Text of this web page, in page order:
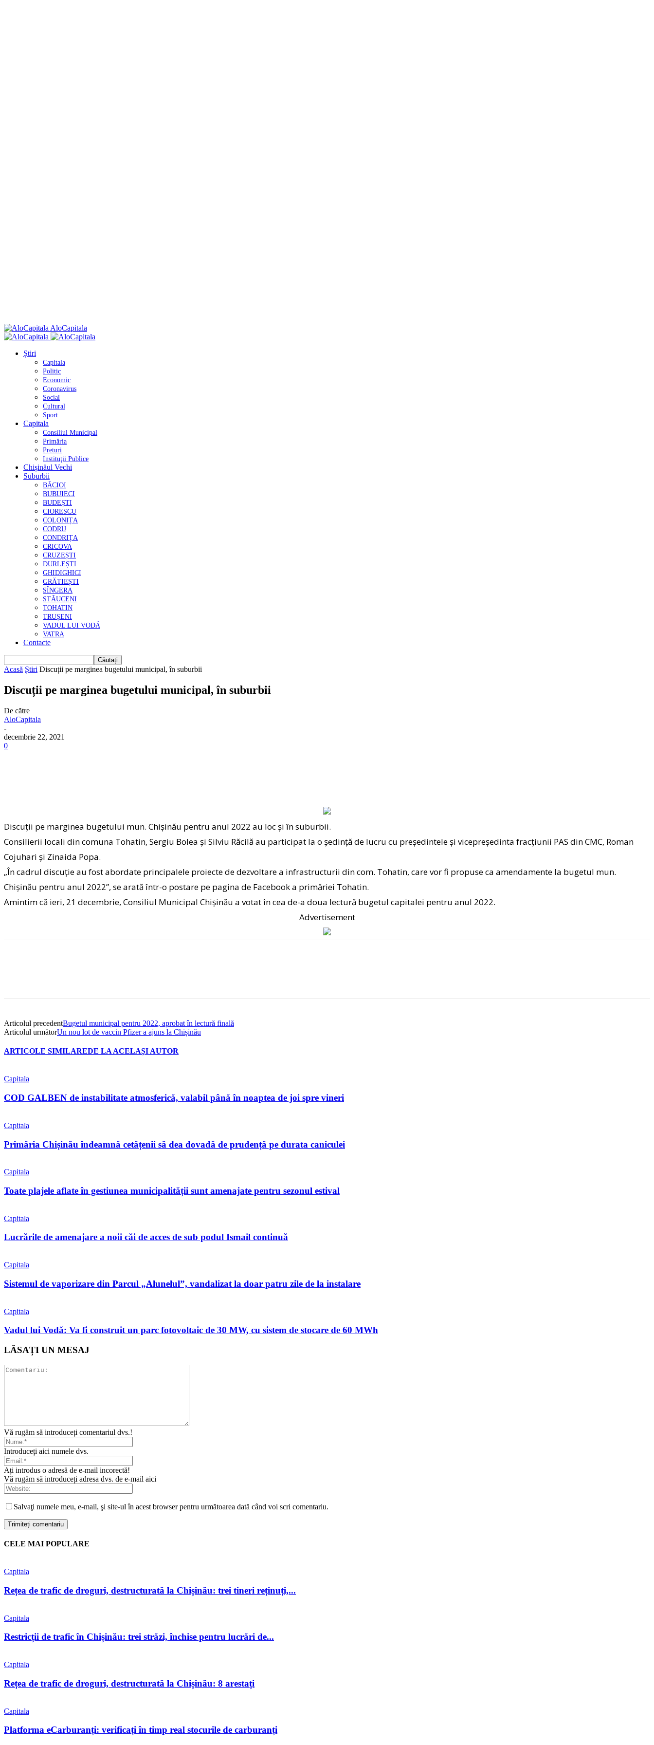
AloCapitala
Știri
Capitala
Politic
Economic
Coronavirus
Social
Cultural
Sport
Capitala
Consiliul Municipal
Primăria
Preturi
Instituţii Publice
Chișinăul Vechi
Suburbii
BĂCIOI
BUBUIECI
BUDEȘTI
CIORESCU
COLONIȚA
CODRU
CONDRIȚA
CRICOVA
CRUZEȘTI
DURLEȘTI
GHIDIGHICI
GRĂTIEȘTI
SÎNGERA
STĂUCENI
TOHATIN
TRUȘENI
VADUL LUI VODĂ
VATRA
Contacte
Acasă Știri Discuții pe marginea bugetului municipal, în suburbii
Discuții pe marginea bugetului municipal, în suburbii
De către
AloCapitala
-
decembrie 22, 2021
0
Discuții pe marginea bugetului mun. Chișinău pentru anul 2022 au loc și în suburbii.
Consilierii locali din comuna Tohatin, Sergiu Bolea și Silviu Răcilă au participat la o ședință de lucru cu președintele și vicepreședinta fracțiunii PAS din CMC, Roman
Cojuhari și Zinaida Popa.
„În cadrul discuție au fost abordate principalele proiecte de dezvoltare a infrastructurii din com. Tohatin, care vor fi propuse ca amendamente la bugetul mun.
Chișinău pentru anul 2022”, se arată într-o postare pe pagina de Facebook a primăriei Tohatin.
Amintim că ieri, 21 decembrie, Consiliul Municipal Chișinău a votat în cea de-a doua lectură bugetul capitalei pentru anul 2022.
Advertisement
Articolul precedentBugetul municipal pentru 2022, aprobat în lectură finală
Articolul următorUn nou lot de vaccin Pfizer a ajuns la Chișinău
ARTICOLE SIMILAREDE LA ACELAȘI AUTOR
Capitala
COD GALBEN de instabilitate atmosferică, valabil până în noaptea de joi spre vineri
Capitala
Primăria Chișinău îndeamnă cetățenii să dea dovadă de prudență pe durata caniculei
Capitala
Toate plajele aflate în gestiunea municipalității sunt amenajate pentru sezonul estival
Capitala
Lucrările de amenajare a noii căi de acces de sub podul Ismail continuă
Capitala
Sistemul de vaporizare din Parcul „Alunelul”, vandalizat la doar patru zile de la instalare
Capitala
Vadul lui Vodă: Va fi construit un parc fotovoltaic de 30 MW, cu sistem de stocare de 60 MWh
LĂSAȚI UN MESAJ
Vă rugăm să introduceți comentariul dvs.!
Introduceți aici numele dvs.
Ați introdus o adresă de e-mail incorectă!
Vă rugăm să introduceți adresa dvs. de e-mail aici
Salvaţi numele meu, e-mail, şi site-ul în acest browser pentru următoarea dată când voi scri comentariu.
CELE MAI POPULARE
Capitala
Rețea de trafic de droguri, destructurată la Chișinău: trei tineri reținuți,...
Capitala
Restricții de trafic în Chișinău: trei străzi, închise pentru lucrări de...
Capitala
Rețea de trafic de droguri, destructurată la Chișinău: 8 arestați
Capitala
Platforma eCarburanți: verificați în timp real stocurile de carburanți